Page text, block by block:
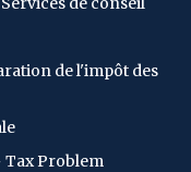
de l'impôt des
Tax Problem